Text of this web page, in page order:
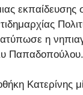
εκπαίδευσης
η
Παπαδοπούλου.
Κατερίνης